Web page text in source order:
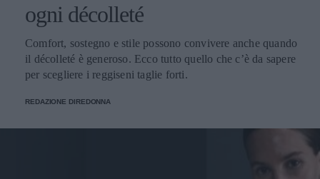
ogni décolleté
Comfort, sostegno e stile possono convivere anche quando
il décolleté è generoso. Ecco tutto quello che c’è da sapere
per scegliere i reggiseni taglie forti.
REDAZIONE DIREDONNA